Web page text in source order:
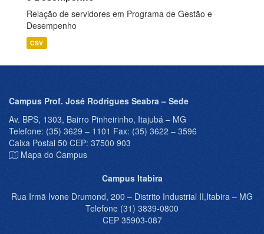
Relação de servidores em Programa de Gestão e
Desempenho
CSV
Campus Prof. José Rodrigues Seabra – Sede
Av. BPS, 1303, Bairro Pinheirinho, Itajubá – MG
Telefone: (35) 3629 – 1101 Fax: (35) 3622 – 3596
Caixa Postal 50 CEP: 37500 903
Mapa do Campus
Campus Itabira
Rua Irmã Ivone Drumond, 200 – Distrito Industrial II,Itabira – MG
Telefone (31) 3839-0800
CEP 35903-087